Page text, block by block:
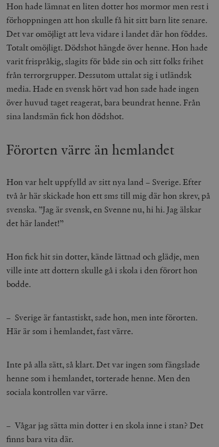
Hon hade lämnat en liten dotter hos mormor men rest i
förhoppningen att hon skulle få hit sitt barn lite senare.
Det var omöjligt att leva vidare i landet där hon föddes.
Totalt omöjligt. Dödshot hängde över henne. Hon hade
varit frispråkig, slagits för både sin och sitt folks frihet
från terrorgrupper. Dessutom uttalat sig i utländsk
media. Hade en svensk hört vad hon sade hade ingen
över huvud taget reagerat, bara beundrat henne. Från
sina landsmän fick hon dödshot.
Förorten värre än hemlandet
Hon var helt uppfylld av sitt nya land – Sverige. Efter
två år här skickade hon ett sms till mig där hon skrev, på
svenska. ”Jag är svensk, en Svenne nu, hi hi. Jag älskar
det här landet!”
Hon fick hit sin dotter, kände lättnad och glädje, men
ville inte att dottern skulle gå i skola i den förort hon
bodde.
– Sverige är fantastiskt, sade hon, men inte förorten.
Här är som i hemlandet, fast värre.
Inte på alla sätt, så klart. Det var ingen som fängslade
henne som i hemlandet, torterade henne. Men den
sociala kontrollen var värre.
– Vågar jag sätta min dotter i en skola inne i stan? Det
finns bara vita där.